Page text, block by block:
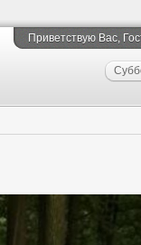
Приветствую Вас,